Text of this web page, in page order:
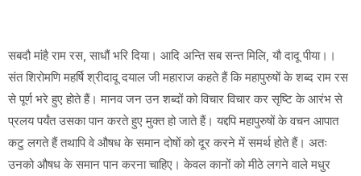
सबदौ मांहै राम रस, साधौं भरि दिया। आदि अन्ति सब सन्त मिलि, यौ दादू पीया।।
संत शिरोमणि महर्षि श्रीदादू दयाल जी महाराज कहते हैं कि महापुरुषों के शब्द राम रस
से पूर्ण भरे हुए होते हैं। मानव जन उन शब्दों को विचार विचार कर सृष्टि के आरंभ से
प्रलय पर्यंत उसका पान करते हुए मुक्त हो जाते हैं। यद्दपि महापुरुषों के वचन आपात
कटु लगते हैं तथापि वे औषध के समान दोषों को दूर करने में समर्थ होते हैं। अतः
उनको औषध के समान पान करना चाहिए। केवल कानों को मीठे लगने वाले मधुर